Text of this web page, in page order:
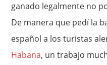
ganado legalmente no
De manera que pedí la
español a los turistas
Habana, un trabajo